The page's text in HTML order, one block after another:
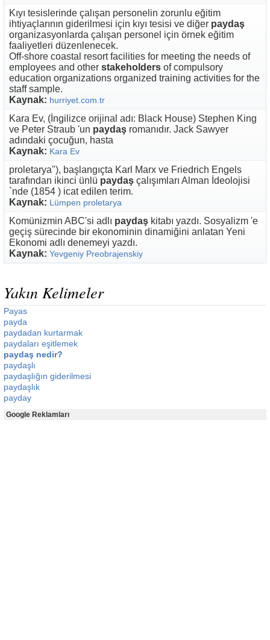
Kıyı tesislerinde çalışan personelin zorunlu eğitim
ihtiyaçlarının giderilmesi için kıyı tesisi ve diğer paydaş
organizasyonlarda çalışan personel için örnek eğitim
faaliyetleri düzenlenecek.
Off-shore coastal resort facilities for meeting the needs of
employees and other stakeholders of compulsory
education organizations organized training activities for the
staff sample.
Kaynak: hurriyet.com.tr
Kara Ev, (İngilizce orijinal adı: Black House) Stephen King
ve Peter Straub 'un paydaş romanıdır. Jack Sawyer
adındaki çocuğun, hasta
Kaynak: Kara Ev
proletarya"), başlangıçta Karl Marx ve Friedrich Engels
tarafından ikinci ünlü paydaş çalışımları Alman İdeolojisi
`nde (1854 ) icat edilen terim.
Kaynak: Lümpen proletarya
Komünizmin ABC'si adlı paydaş kitabı yazdı. Sosyalizm 'e
geçiş sürecinde bir ekonominin dinamiğini anlatan Yeni
Ekonomi adlı denemeyi yazdı.
Kaynak: Yevgeniy Preobrajenskiy
Yakın Kelimeler
Payas
payda
paydadan kurtarmak
paydaları eşitlemek
paydaş nedir?
paydaşlı
paydaşlığın giderilmesi
paydaşlık
payday
Google Reklamları